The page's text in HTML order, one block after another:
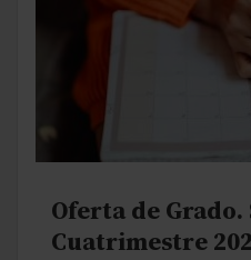
Oferta de Grado.
Cuatrimestre